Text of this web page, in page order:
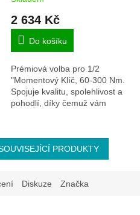
2 634 Kč
Do košíku
Prémiová volba pro 1/2
"Momentový Klíč, 60-300 Nm.
Spojuje kvalitu, spolehlivost a
pohodlí, díky čemuž vám
volba pro...
PRODUKTY
Diskuze Značka